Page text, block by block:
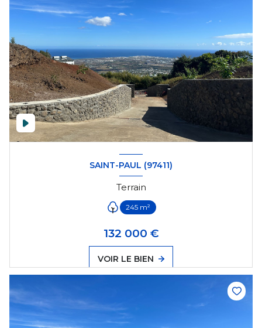
SAINT-PAUL (97411)
Terrain
245 m²
132 000 €
VOIR LE BIEN